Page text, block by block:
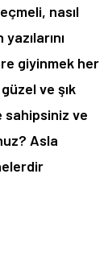
nasıl
giyinmek her
ve şık
ve
Asla